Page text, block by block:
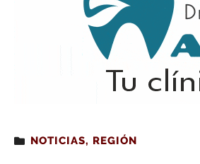
Estás leyendo : La Rioja ofrece
NOTICIAS, REGIÓN